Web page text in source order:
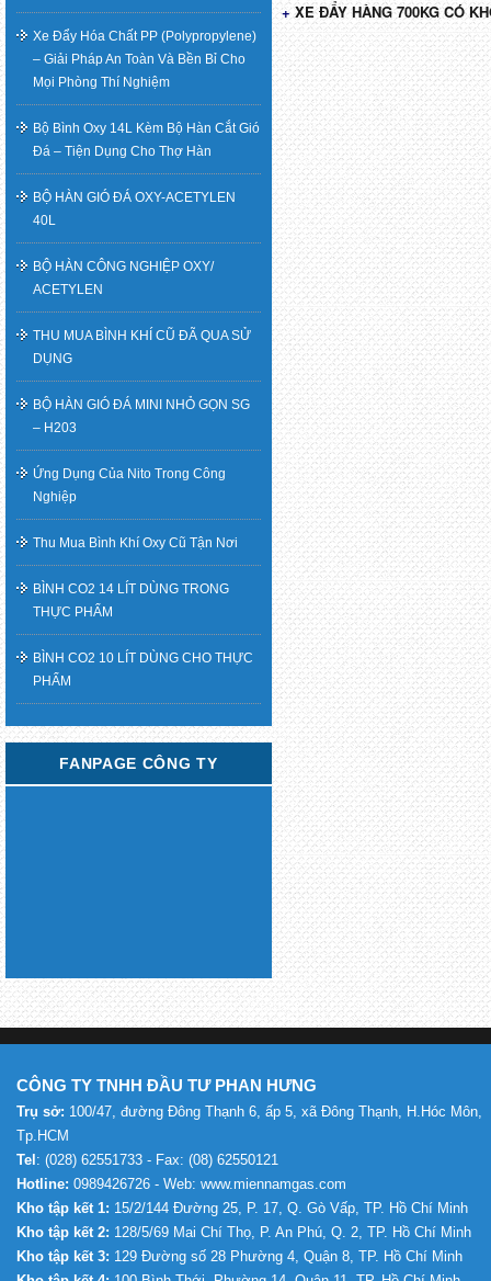
Điều
hướng
bài
viết
XE ĐẨY HÀNG 700KG CÓ
Xe Đẩy Hóa Chất PP (Polypropylene)
– Giải Pháp An Toàn Và Bền Bỉ Cho
Mọi Phòng Thí Nghiệm
Bộ Bình Oxy 14L Kèm Bộ Hàn Cắt Gió
Đá – Tiện Dụng Cho Thợ Hàn
BỘ HÀN GIÓ ĐÁ OXY-ACETYLEN
40L
BỘ HÀN CÔNG NGHIỆP OXY/
ACETYLEN
THU MUA BÌNH KHÍ CŨ ĐÃ QUA SỬ
DỤNG
BỘ HÀN GIÓ ĐÁ MINI NHỎ GỌN SG
– H203
Ứng Dụng Của Nito Trong Công
Nghiệp
Thu Mua Bình Khí Oxy Cũ Tận Nơi
BÌNH CO2 14 LÍT DÙNG TRONG
THỰC PHẨM
BÌNH CO2 10 LÍT DÙNG CHO THỰC
PHẨM
FANPAGE CÔNG TY
CÔNG TY TNHH ĐẦU TƯ PHAN HƯNG
Trụ sở: 100/47, đường Đông Thạnh 6, ấp 5, xã Đông Thạnh, H.Hóc Môn,
Tp.HCM
Tel: (028) 62551733 - Fax: (08) 62550121
Hotline: 0989426726 - Web: www.miennamgas.com
Kho tập kết 1: 15/2/144 Đường 25, P. 17, Q. Gò Vấp, TP. Hồ Chí Minh
Kho tập kết 2: 128/5/69 Mai Chí Thọ, P. An Phú, Q. 2, TP. Hồ Chí Minh
Kho tập kết 3: 129 Đường số 28 Phường 4, Quận 8, TP. Hồ Chí Minh